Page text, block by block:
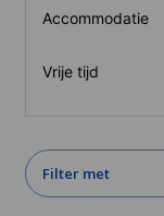
Accommodatie
Vrije tijd
Filter met